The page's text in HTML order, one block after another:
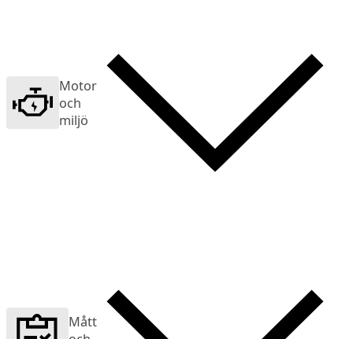
Motor
och
miljö
Mått